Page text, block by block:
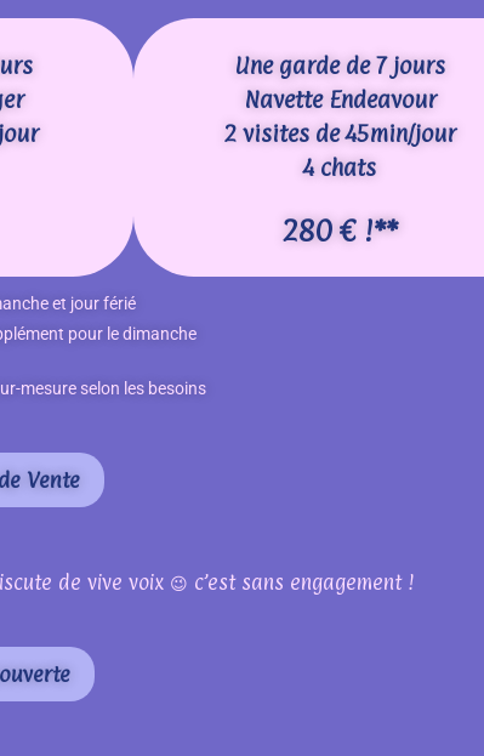
Une garde de 7 jours
Navette Endeavour
2 visites de 45min/jour
4 chats
280 € !**
et jour férié
pour le dimanche
mesure selon les besoins
Vente
de vive voix 😉 c’est sans engagement !